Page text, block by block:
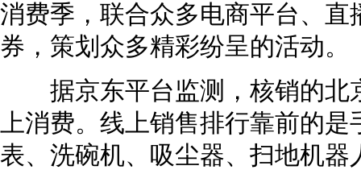
消费季，联合众多电商平台、
券，策划众多精彩纷呈的活动。
据京东平台监测，核销的北
上消费。线上销售排行靠前的
表、洗碗机、吸尘器、扫地机